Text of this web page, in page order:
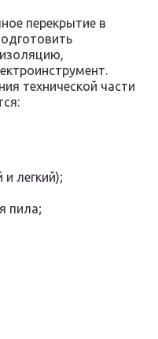
перекрытие в
технической части
легкий);
пила;